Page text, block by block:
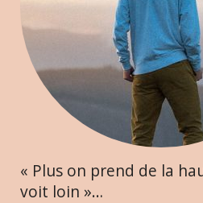
« Plus on prend de la
voit loin »…